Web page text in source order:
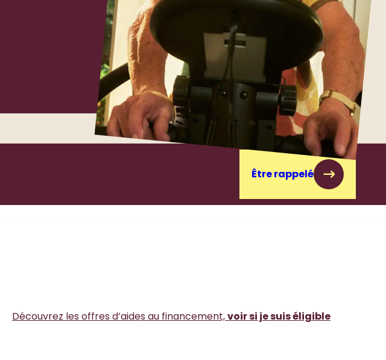
Être rappelé
Découvrez les offres d’aides au financement,voir si je suis éligible